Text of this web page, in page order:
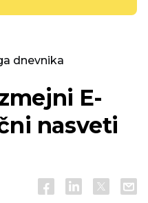
dnevnika
E-
nasveti